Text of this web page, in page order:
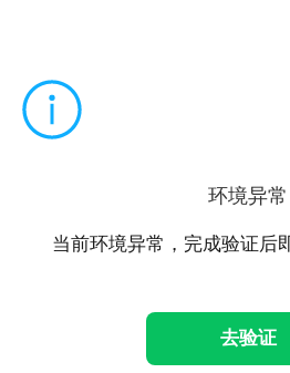
环境异常
当前环境异常，完成验证后
去验证